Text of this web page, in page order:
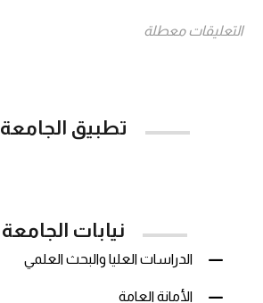
التعليقات معطلة
تطبيق الجامعة
نيابات الجامعة
الدراسات العليا والبحث العلمي
الأمانة العامة